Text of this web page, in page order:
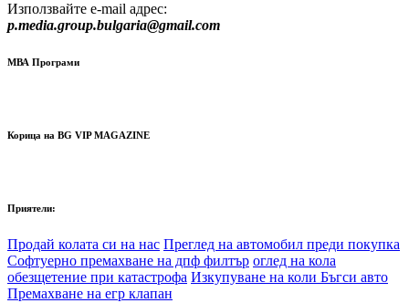
Използвайте e-mail адрес:
p.media.group.bulgaria@gmail.com
МВА Програми
Корица на BG VIP MAGAZINE
Приятели:
Продай колата си на нас Преглед на автомобил преди покупка
Софтуерно премахване на дпф филтър оглед на кола
обезщетение при катастрофа Изкупуване на коли Бъгси авто
Премахване на егр клапан